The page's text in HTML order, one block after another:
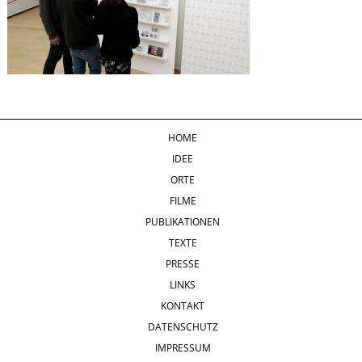
HOME
IDEE
ORTE
FILME
PUBLIKATIONEN
TEXTE
PRESSE
LINKS
KONTAKT
DATENSCHUTZ
IMPRESSUM